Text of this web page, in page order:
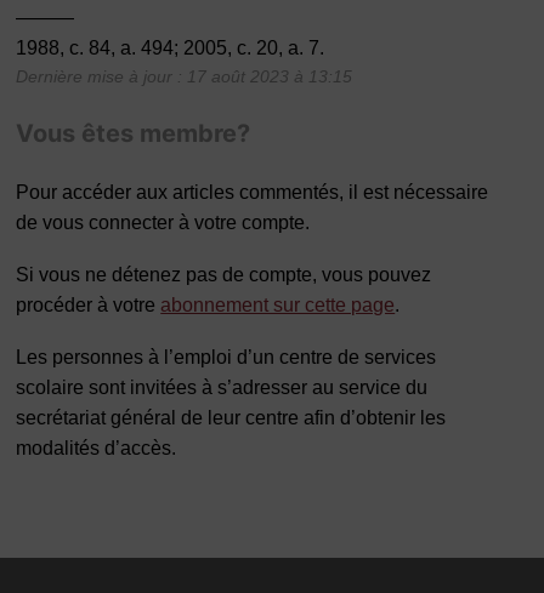
———
1988, c. 84, a. 494; 2005, c. 20, a. 7.
Dernière mise à jour : 17 août 2023 à 13:15
Vous êtes membre?
Pour accéder aux articles commentés, il est nécessaire
de vous connecter à votre compte.
Si vous ne détenez pas de compte, vous pouvez
procéder à votre abonnement sur cette page.
Les personnes à l’emploi d’un centre de services
scolaire sont invitées à s’adresser au service du
secrétariat général de leur centre afin d’obtenir les
modalités d’accès.